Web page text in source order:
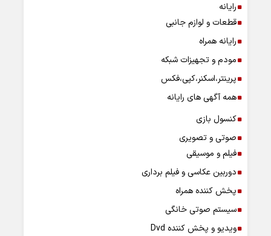
رایانه
قطعات و لوازم جانبی
رایانه همراه
مودم و تجهیزات شبکه
پرینتر،اسکنر،کپی،فکس
همه آگهی های رایانه
کنسول بازی
صوتی و تصویری
فیلم و موسیقی
دوربین عکاسی و فیلم برداری
پخش کننده همراه
سیستم صوتی خانگی
ویدیو و پخش کننده Dvd